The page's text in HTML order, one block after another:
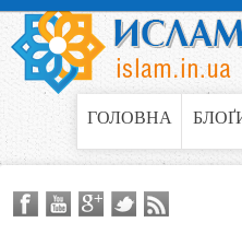
Jump to
ГОЛОВНА